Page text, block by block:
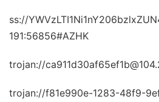
ss://
191:56856#AZHK
trojan://
trojan://f81e990e-1283-48f9-